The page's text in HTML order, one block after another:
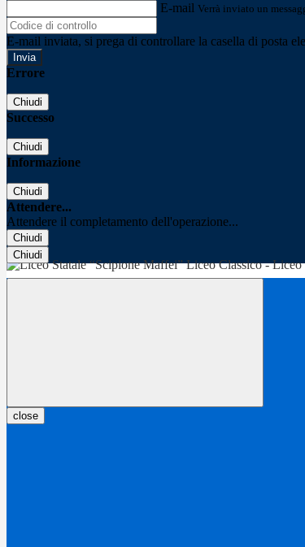
E-mail Verrà inviato un
E-mail inviata, si prega di controllare la casella di posta
Errore
Chiudi
Successo
Chiudi
Informazione
Chiudi
Attendere...
Attendere il completamento dell'operazione...
Chiudi
Chiudi
close